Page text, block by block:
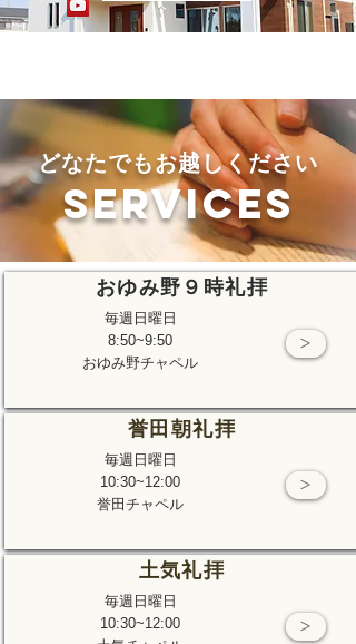
​どなたでもお越しください
SERVICES
おゆみ野９時礼拝
毎週日曜日
8:50~9:50
おゆみ野チャペル
>
誉田朝礼拝
毎週日曜日
10:30~12:00
誉田チャペル
>
土気礼拝
毎週日曜日
10:30~12:00
>